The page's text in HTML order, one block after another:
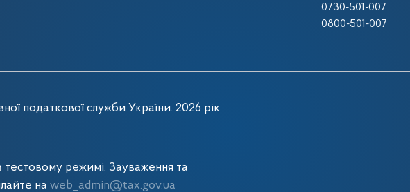
0730-501-007
0800-501-007
податкової служби України. 2026 рік
режимі. Зауваження та
на web_admin@tax.gov.ua